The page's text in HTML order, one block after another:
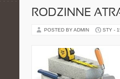
RODZINNE
POSTED BY ADMIN STY -